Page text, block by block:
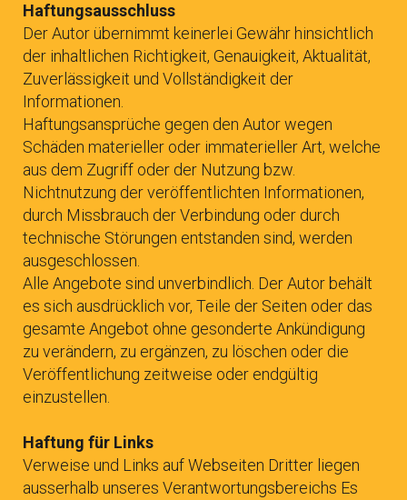
Haftungsausschluss
Der Autor übernimmt keinerlei Gewähr hinsichtlich
der inhaltlichen Richtigkeit, Genauigkeit, Aktualität,
Zuverlässigkeit und Vollständigkeit der
Informationen.
Haftungsansprüche gegen den Autor wegen
Schäden materieller oder immaterieller Art, welche
aus dem Zugriff oder der Nutzung bzw.
Nichtnutzung der veröffentlichten Informationen,
durch Missbrauch der Verbindung oder durch
technische Störungen entstanden sind, werden
ausgeschlossen.
Alle Angebote sind unverbindlich. Der Autor behält
es sich ausdrücklich vor, Teile der Seiten oder das
gesamte Angebot ohne gesonderte Ankündigung
zu verändern, zu ergänzen, zu löschen oder die
Veröffentlichung zeitweise oder endgültig
einzustellen.
Haftung für Links
Verweise und Links auf Webseiten Dritter liegen
ausserhalb unseres Verantwortungsbereichs Es